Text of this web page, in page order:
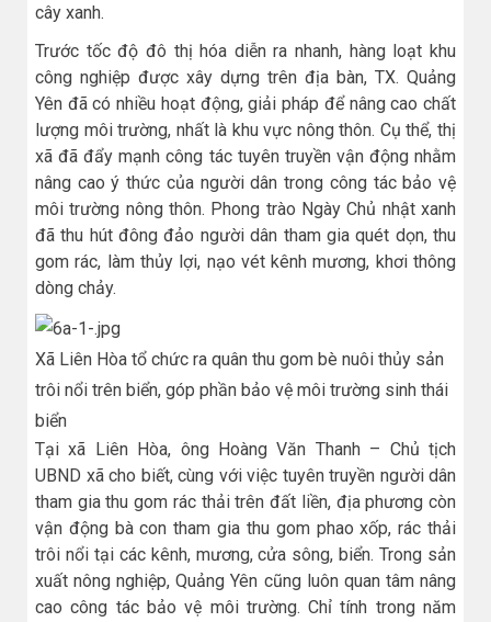
cây xanh.
Trước tốc độ đô thị hóa diễn ra nhanh, hàng loạt khu
công nghiệp được xây dựng trên địa bàn, TX. Quảng
Yên đã có nhiều hoạt động, giải pháp để nâng cao chất
lượng môi trường, nhất là khu vực nông thôn. Cụ thể, thị
xã đã đẩy mạnh công tác tuyên truyền vận động nhằm
nâng cao ý thức của người dân trong công tác bảo vệ
môi trường nông thôn. Phong trào Ngày Chủ nhật xanh
đã thu hút đông đảo người dân tham gia quét dọn, thu
gom rác, làm thủy lợi, nạo vét kênh mương, khơi thông
dòng chảy.
Xã Liên Hòa tổ chức ra quân thu gom bè nuôi thủy sản
trôi nổi trên biển, góp phần bảo vệ môi trường sinh thái
biển
Tại xã Liên Hòa, ông Hoàng Văn Thanh – Chủ tịch
UBND xã cho biết, cùng với việc tuyên truyền người dân
tham gia thu gom rác thải trên đất liền, địa phương còn
vận động bà con tham gia thu gom phao xốp, rác thải
trôi nổi tại các kênh, mương, cửa sông, biển. Trong sản
xuất nông nghiệp, Quảng Yên cũng luôn quan tâm nâng
cao công tác bảo vệ môi trường. Chỉ tính trong năm